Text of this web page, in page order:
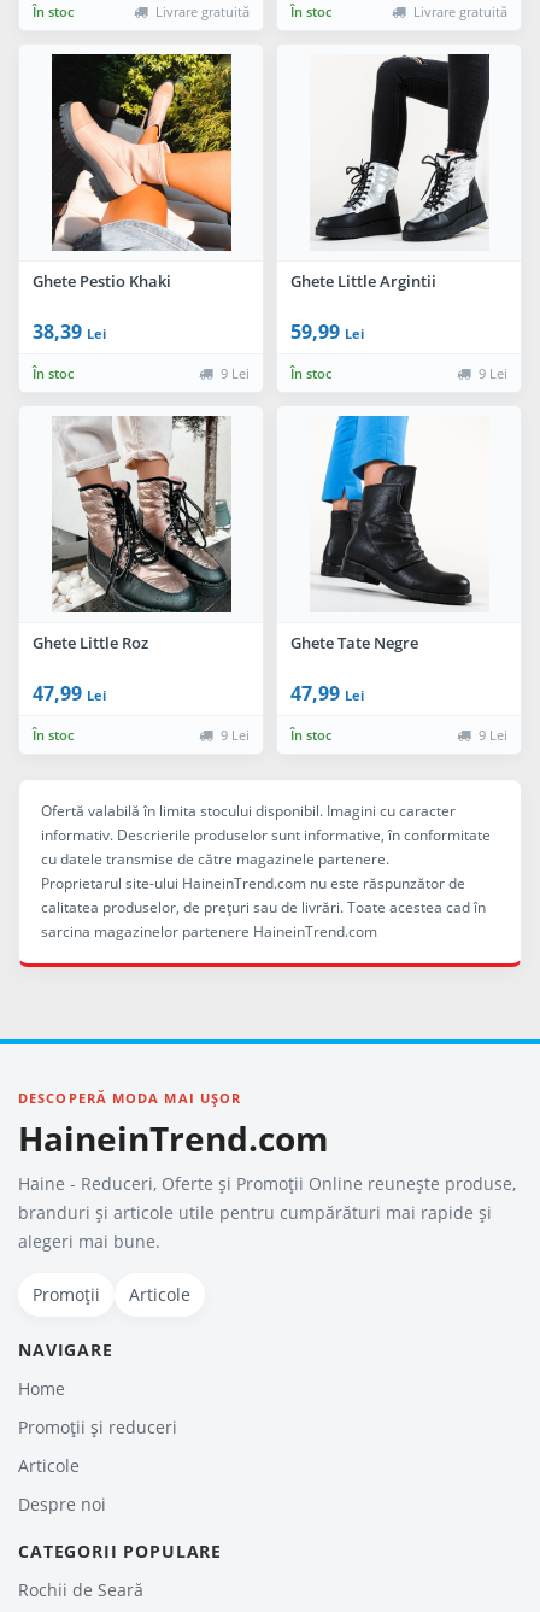
În stoc Livrare gratuită În stoc Livrare gratuită
Ghete Pestio Khaki
38,39 Lei
În stoc 9 Lei
Ghete Little Argintii
59,99 Lei
În stoc 9 Lei
Ghete Little Roz
47,99 Lei
În stoc 9 Lei
Ghete Tate Negre
47,99 Lei
În stoc 9 Lei
Ofertă valabilă în limita stocului disponibil. Imagini cu caracter
informativ. Descrierile produselor sunt informative, în conformitate
cu datele transmise de către magazinele partenere.
Proprietarul site-ului HaineinTrend.com nu este răspunzător de
calitatea produselor, de preţuri sau de livrări. Toate acestea cad în
sarcina magazinelor partenere HaineinTrend.com
DESCOPERĂ MODA MAI UȘOR
HaineinTrend.com
Haine - Reduceri, Oferte şi Promoţii Online reunește produse,
branduri și articole utile pentru cumpărături mai rapide și
alegeri mai bune.
Promoții Articole
NAVIGARE
Home
Promoții și reduceri
Articole
Despre noi
CATEGORII POPULARE
Rochii de Seară